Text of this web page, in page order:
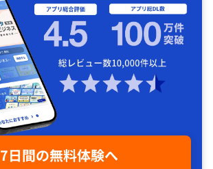
7日間の無料体験へ